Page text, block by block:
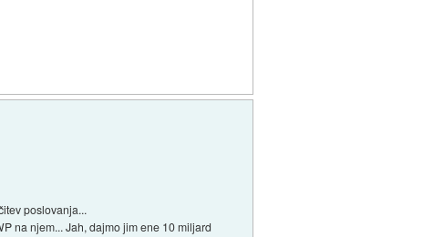
poslovanja...
na njem... Jah, dajmo jim ene 10 miljard